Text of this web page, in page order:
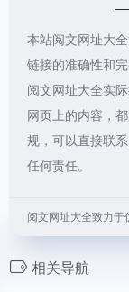
本站阅文网址大
链接的准确性和
阅文网址大全实
网页上的内容，
规，可以直接联
任何责任。
阅文网址大全致力于
相关导航